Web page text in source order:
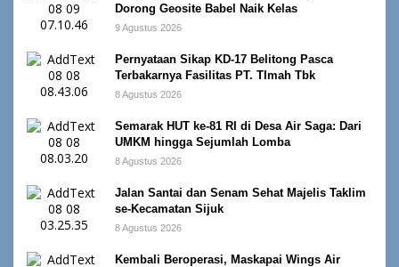
Dorong Geosite Babel Naik Kelas
9 Agustus 2026
Pernyataan Sikap KD-17 Belitong Pasca
Terbakarnya Fasilitas PT. TImah Tbk
8 Agustus 2026
Semarak HUT ke-81 RI di Desa Air Saga: Dari
UMKM hingga Sejumlah Lomba
8 Agustus 2026
Jalan Santai dan Senam Sehat Majelis Taklim
se-Kecamatan Sijuk
8 Agustus 2026
Kembali Beroperasi, Maskapai Wings Air